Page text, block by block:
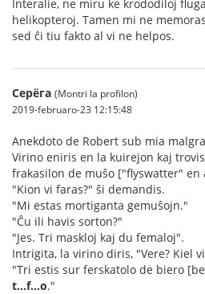
Interalie, ne miru ke krododiloj
helikopteroj. Tamen mi ne
sed ĉi tiu fakto al vi ne helpos.
Серёга (Montri la profilon)
2019-februaro-23 12:15:48
Anekdoto de Robert sub mia
Virino eniris en la kuirejon kaj
frakasilon de muŝo ["flyswatter" en
"Kion vi faras?" ŝi demandis.
"Mi estas mortiganta gemuŝojn."
"Ĉu ili havis sorton?"
"Jes. Tri maskloj kaj du femaloj".
Intrigita, la virino diris, "Vere? Kiel
"Tri estis sur ferskatolo de biero
t...f...o."